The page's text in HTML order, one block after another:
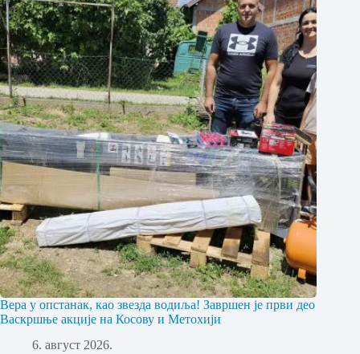
Вера у опстанак, као звезда водиља! Завршен је први део
Васкршње акције на Косову и Метохији
6. август 2026.